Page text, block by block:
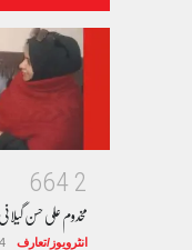
2
4
6
6
مخدوم علی حسن
انٹرویوز/تعارف